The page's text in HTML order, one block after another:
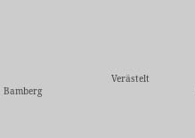
Bamberg
Verästelt